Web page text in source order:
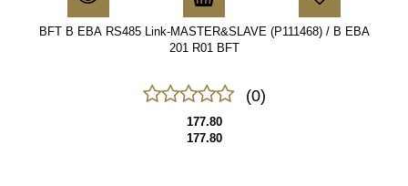
BFT B EBA RS485 Link-MASTER&SLAVE (P111468) / B EBA
201 R01 BFT
(0)
177.80
177.80